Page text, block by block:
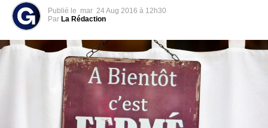
Publié le mar 24 Aug 2016 à 12h30
Par La Rédaction